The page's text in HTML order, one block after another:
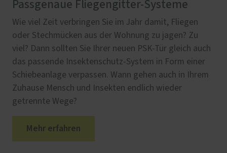
Passgenaue Fliegengitter-Systeme
Wie viel Zeit verbringen Sie im Jahr damit, Fliegen
oder Stechmücken aus der Wohnung zu jagen? Zu
viel? Dann sollten Sie Ihrer neuen PSK-Tür gleich auch
das passende Insektenschutz-System in Form einer
Schiebeanlage verpassen. Wann gehen auch in Ihrem
Zuhause Mensch und Insekten endlich wieder
getrennte Wege?
Mehr erfahren